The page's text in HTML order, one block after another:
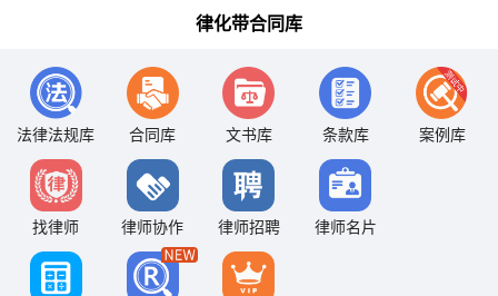
律化带合同库
法律法规库 合同库 文书库 条款库 案例库
找律师 律师协作 律师招聘 律师名片